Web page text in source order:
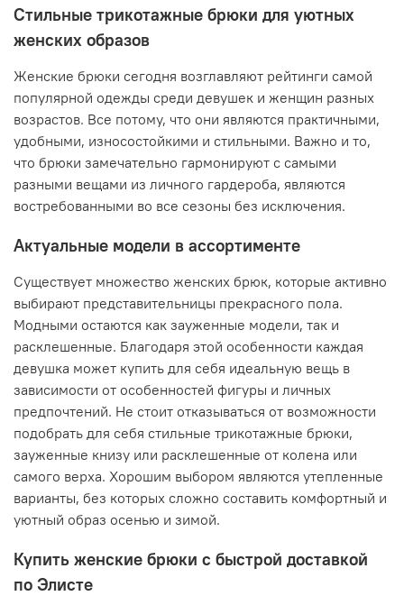
Стильные трикотажные брюки для уютных
женских образов
Женские брюки сегодня возглавляют рейтинги самой
популярной одежды среди девушек и женщин разных
возрастов. Все потому, что они являются практичными,
удобными, износостойкими и стильными. Важно и то,
что брюки замечательно гармонируют с самыми
разными вещами из личного гардероба, являются
востребованными во все сезоны без исключения.
Актуальные модели в ассортименте
Существует множество женских брюк, которые активно
выбирают представительницы прекрасного пола.
Модными остаются как зауженные модели, так и
расклешенные. Благодаря этой особенности каждая
девушка может купить для себя идеальную вещь в
зависимости от особенностей фигуры и личных
предпочтений. Не стоит отказываться от возможности
подобрать для себя стильные трикотажные брюки,
зауженные книзу или расклешенные от колена или
самого верха. Хорошим выбором являются утепленные
варианты, без которых сложно составить комфортный и
уютный образ осенью и зимой.
Купить женские брюки с быстрой доставкой
по Элисте